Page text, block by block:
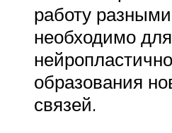
работу
необходимо
образования
связей.